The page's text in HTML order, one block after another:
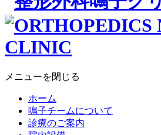
メニューを閉じる
ホーム
鳴子チームについて
診療のご案内